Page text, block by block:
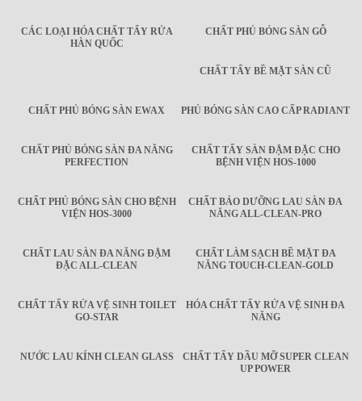
CÁC LOẠI HÓA CHẤT TẨY RỬA
HÀN QUỐC
CHẤT PHỦ BÓNG SÀN GỖ
CHẤT TẨY BỀ MẶT SÀN CŨ
CHẤT PHỦ BÓNG SÀN EWAX PHỦ BÓNG SÀN CAO CẤP RADIANT
CHẤT PHỦ BÓNG SÀN ĐA NĂNG
PERFECTION
CHẤT TẨY SÀN ĐẬM ĐẶC CHO
BỆNH VIỆN HOS-1000
CHẤT PHỦ BÓNG SÀN CHO BỆNH
VIỆN HOS-3000
CHẤT BẢO DƯỠNG LAU SÀN ĐA
NĂNG ALL-CLEAN-PRO
CHẤT LAU SÀN ĐA NĂNG ĐẬM
ĐẶC ALL-CLEAN
CHẤT LÀM SẠCH BỀ MẶT ĐA
NĂNG TOUCH-CLEAN-GOLD
CHẤT TẨY RỬA VỆ SINH TOILET
GO-STAR
HÓA CHẤT TẨY RỬA VỆ SINH ĐA
NĂNG
NƯỚC LAU KÍNH CLEAN GLASS
CHẤT TẨY DẦU MỠ SUPER CLEAN
UP POWER